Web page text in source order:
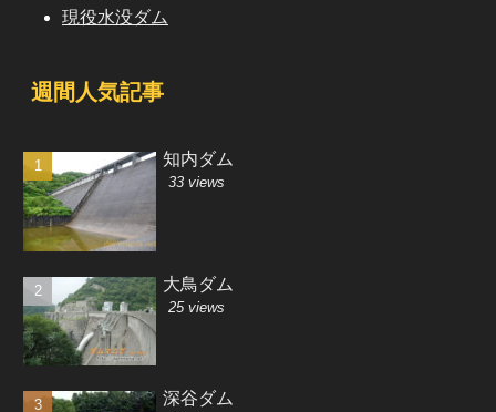
現役水没ダム
週間人気記事
知内ダム
33 views
大鳥ダム
25 views
深谷ダム